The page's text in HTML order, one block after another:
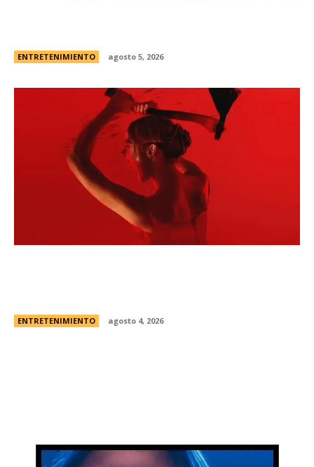
ENTRETENIMIENTO agosto 5, 2026
ENTRETENIMIENTO agosto 4, 2026